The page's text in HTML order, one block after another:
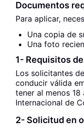
Documentos
Para aplicar,
Una copia de
Una foto
1- Requisitos
Los solicitantes
conducir válida
tener al menos
Internacional de
2- Solicitud en